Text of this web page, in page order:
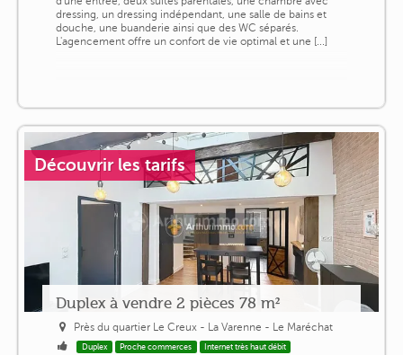
dressing, un dressing indépendant, une salle de bains et
douche, une buanderie ainsi que des WC séparés.
L'agencement offre un confort de vie optimal et une [...]
Découvrir les tarifs
Duplex à vendre 2 pièces 78 m²
Près du quartier Le Creux - La Varenne - Le Maréchat
Duplex Proche commerces Internet très haut débit